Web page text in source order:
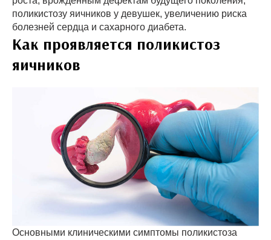
поликистозу яичников у девушек, увеличению риска
болезней сердца и сахарного диабета.
Как проявляется поликистоз
яичников
Основными клиническими симптомы поликистоза